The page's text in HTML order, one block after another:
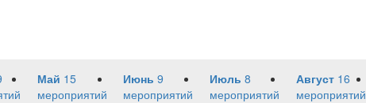
Май 15
мероприятий
Июнь 9
мероприятий
Июль 8
мероприятий
Август 16
мероприятий